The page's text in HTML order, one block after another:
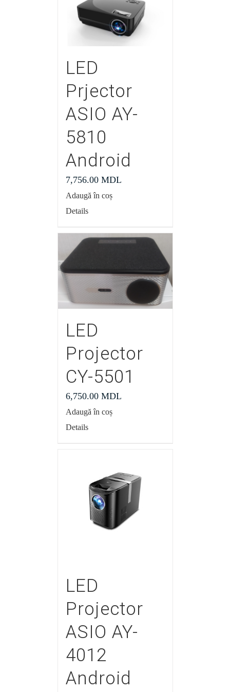
LED
Prjector
ASIO AY-
5810
Android
7,756.00 MDL
Adaugă în coș
Details
LED
Projector
CY-5501
6,750.00 MDL
Adaugă în coș
Details
LED
Projector
ASIO AY-
4012
Android